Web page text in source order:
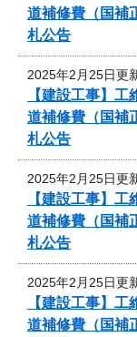
道補修費（国補
札公告
2025年2月25日更
【建設工事】
道補修費（国補
札公告
2025年2月25日更
【建設工事】
道補修費（国補
札公告
2025年2月25日更
【建設工事】
道補修費（国補